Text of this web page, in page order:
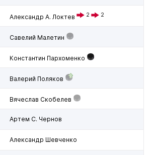
Александр А. Локтев 2 2
Савелий Малетин
Константин Пархоменко
Валерий Поляков
Вячеслав Скобелев
Артем С. Чернов
Александр Шевченко